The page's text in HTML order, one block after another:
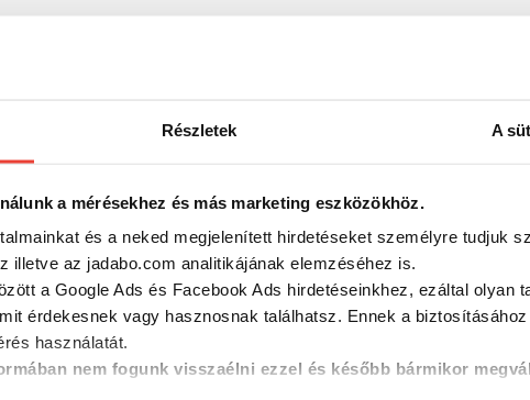
Részletek A
a mérésekhez és más marketing eszközökhöz.
és a neked megjelenített hirdetéseket személyre tudjuk
illetve az jadabo.com analitikájának elemzéséhez is.
a Google Ads és Facebook Ads hirdetéseinkhez, ezáltal olyan
érdekesnek vagy hasznosnak találhatsz. Ennek a biztosításához
használatát.
nem fogunk visszaélni ezzel és később bármikor